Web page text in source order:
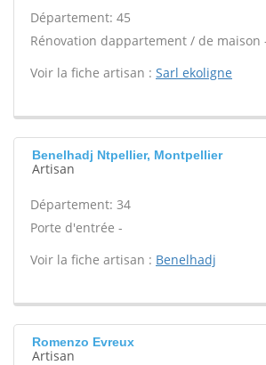
Département: 45
Rénovation dappartement / de maison
Voir la fiche artisan : Sarl ekoligne
Benelhadj Ntpellier, Montpellier
Artisan
Département: 34
Porte d'entrée -
Voir la fiche artisan : Benelhadj
Romenzo Evreux
Artisan